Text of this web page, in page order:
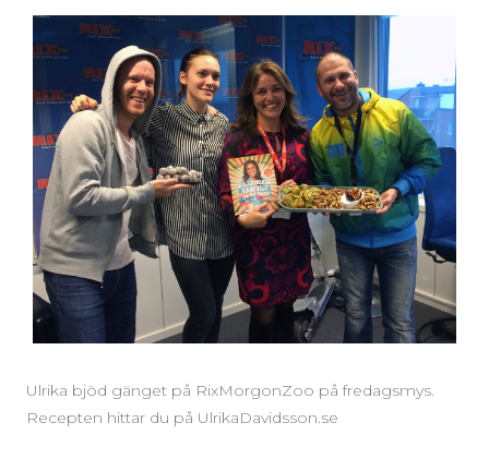
Ulrika bjöd gänget på RixMorgonZoo på fredagsmys.
Recepten hittar du på UlrikaDavidsson.se